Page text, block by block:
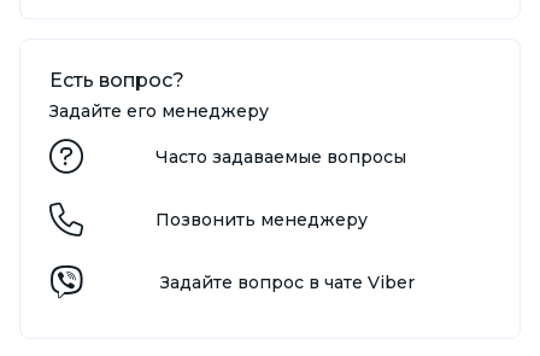
Есть вопрос?
Задайте его менеджеру
Часто задаваемые вопросы
Позвонить менеджеру
Задайте вопрос в чате Viber